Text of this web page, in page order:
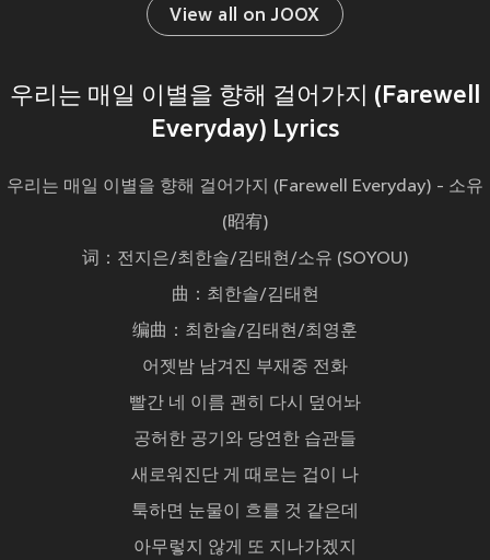
View all on JOOX
우리는 매일 이별을 향해 걸어가지 (Farewell
Everyday) Lyrics
우리는 매일 이별을 향해 걸어가지 (Farewell Everyday) - 소유
(昭宥)
词：전지은/최한솔/김태현/소유 (SOYOU)
曲：최한솔/김태현
编曲：최한솔/김태현/최영훈
어젯밤 남겨진 부재중 전화
빨간 네 이름 괜히 다시 덮어놔
공허한 공기와 당연한 습관들
새로워진단 게 때로는 겁이 나
툭하면 눈물이 흐를 것 같은데
아무렇지 않게 또 지나가겠지